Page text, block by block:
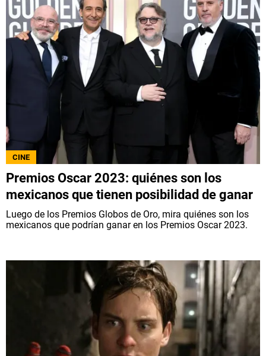
CINE
Premios Oscar 2023: quiénes son los
mexicanos que tienen posibilidad de ganar
Luego de los Premios Globos de Oro, mira quiénes son los
mexicanos que podrían ganar en los Premios Oscar 2023.